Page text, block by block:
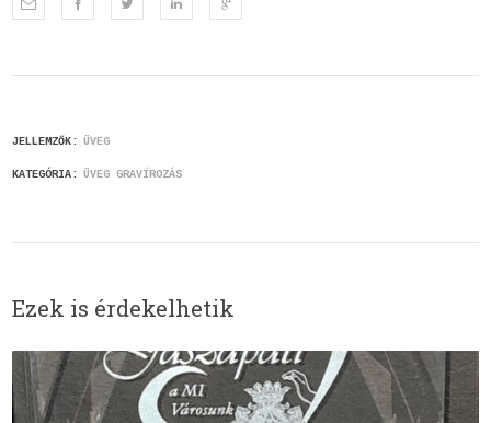
JELLEMZŐK: ÜVEG
KATEGÓRIA: ÜVEG GRAVÍROZÁS
Ezek is érdekelhetik